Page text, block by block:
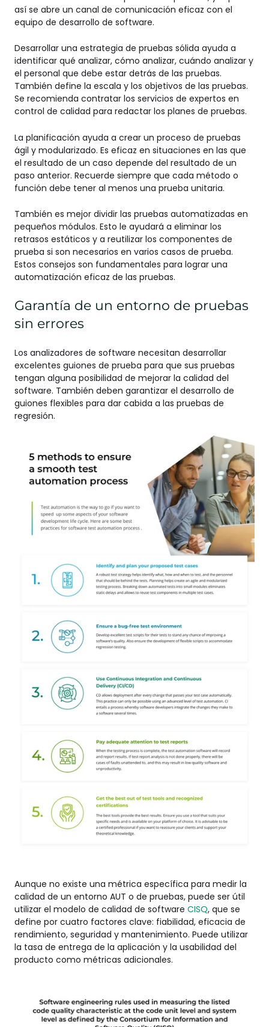
así se abre un canal de comunicación eficaz con el
equipo de desarrollo de software.
Desarrollar una estrategia de pruebas sólida ayuda a
identificar qué analizar, cómo analizar, cuándo analizar y
el personal que debe estar detrás de las pruebas.
También define la escala y los objetivos de las pruebas.
Se recomienda contratar los servicios de expertos en
control de calidad para redactar los planes de pruebas.
La planificación ayuda a crear un proceso de pruebas
ágil y modularizado. Es eficaz en situaciones en las que
el resultado de un caso depende del resultado de un
paso anterior. Recuerde siempre que cada método o
función debe tener al menos una prueba unitaria.
También es mejor dividir las pruebas automatizadas en
pequeños módulos. Esto le ayudará a eliminar los
retrasos estáticos y a reutilizar los componentes de
prueba si son necesarios en varios casos de prueba.
Estos consejos son fundamentales para lograr una
automatización eficaz de las pruebas.
Garantía de un entorno de pruebas
sin errores
Los analizadores de software necesitan desarrollar
excelentes guiones de prueba para que sus pruebas
tengan alguna posibilidad de mejorar la calidad del
software. También deben garantizar el desarrollo de
guiones flexibles para dar cabida a las pruebas de
regresión.
Aunque no existe una métrica específica para medir la
calidad de un entorno AUT o de pruebas, puede ser útil
utilizar el modelo de calidad de software CISQ, que se
define por cuatro factores clave: fiabilidad, eficacia de
rendimiento, seguridad y mantenimiento. Puede utilizar
la tasa de entrega de la aplicación y la usabilidad del
producto como métricas adicionales.